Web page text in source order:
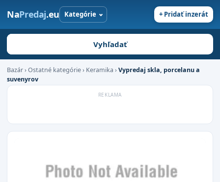
NaPredaj.eu Kategórie + Pridať inzerát
Vyhľadať
Bazár›Ostatné kategórie› Keramika ›Vypredaj skla, porcelanu a
suvenyrov